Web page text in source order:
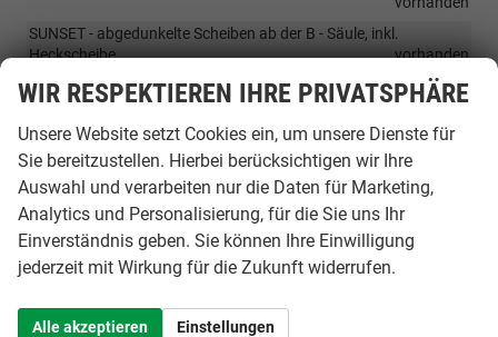
SUNSET - abgedunkelte Scheiben ab der B - Säule, inkl.
Heckscheibe
vorhanden
Aussenspiegelgehäuse und Türgriffe in Wagenfarbe lackiert
vorhanden
RÄDER & TECHNIK
16 Zoll Leichtmetallräder Nyota 6J x 16 Zoll
vorhanden
Reserverad
Scheibenbremsen vorne und hinten
OPTIONALE EXTRAS
WIR RESPEKTIEREN IHRE PRIVATSPHÄRE
Unsere Website setzt Cookies ein, um unsere Dienste für
Sie bereitzustellen. Hierbei berücksichtigen wir Ihre
Auswahl und verarbeiten nur die Daten für Marketing,
Analytics und Personalisierung, für die Sie uns Ihr
Einverständnis geben. Sie können Ihre Einwilligung
jederzeit mit Wirkung für die Zukunft widerrufen.
Alle akzeptieren Einstellungen